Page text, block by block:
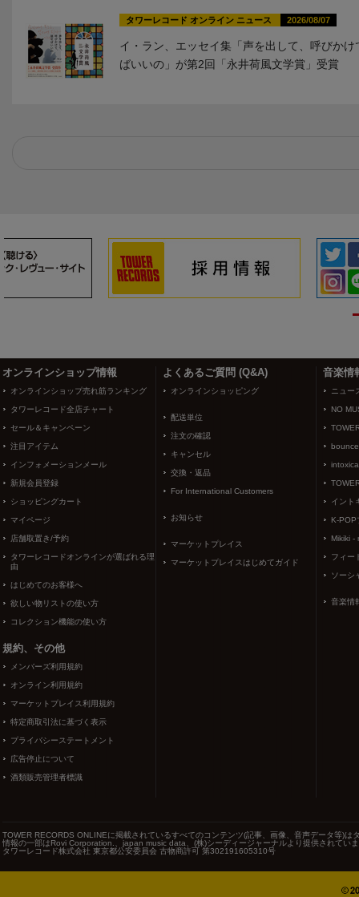
タワーレコード オンライン ニュース 2026/08/07
イ・ラン、エッセイ集「声を出して、呼びかけ
ばいいの」が第2回「永井荷風文学賞」受賞
オンラインショップ情報
オンラインショップ売れ筋ランキング
タワーレコード全店チャート
セール＆キャンペーン
注目アイテム
インフォメーションメール
新規会員登録
ショッピングカート
マイページ
店舗取置き/予約
タワーレコードオンラインが選ばれる理
由
はじめてのお客様へ
欲しい物リストの使い方
コレクション機能の使い方
規約、その他
メンバーズ利用規約
オンライン利用規約
マーケットプレイス利用規約
特定商取引法に基づく表示
プライバシーステートメント
広告停止について
酒類販売管理者標識
よくあるご質問 (Q&A)
オンラインショッピング
配送単位
注文の確認
キャンセル
交換・返品
For International Customers
お知らせ
マーケットプレイス
マーケットプレイスはじめてガイド
音楽情
ニュー
NO
bounce
イント
K-POP
Mikiki -
フィー
ソーシ
音楽情
TOWER RECORDS ONLINEに掲載されているすべてのコンテンツ(記事、画像、音声データ等)
情報の一部はRovi Corporation.、japan music data、(株)シーディージャーナルより提供されてい
タワーレコード株式会社 東京都公安委員会 古物商許可 第302191605310号